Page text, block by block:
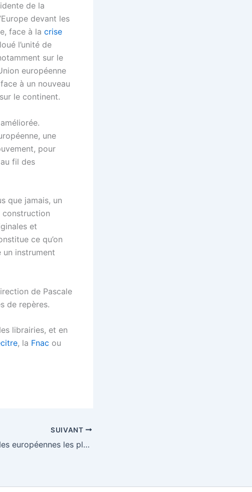
de la
devant les
face à la crise
l’unité de
sur le
européenne
à un nouveau
le continent.
une
pour
fil des
que jamais, un
construction
et
ce qu’on
instrument
de Pascale
de repères.
librairies, et en
, la Fnac ou
SUIVANT
Les capitales européennes les plus cool en 2016